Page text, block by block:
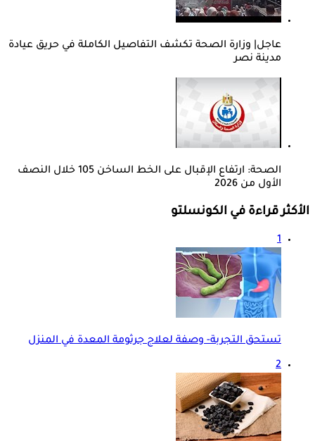
عاجل| وزارة الصحة تكشف التفاصيل الكاملة في حريق عيادة
مدينة نصر
الصحة: ارتفاع الإقبال على الخط الساخن 105 خلال النصف
الأول من 2026
الأكثر قراءة في الكونسلتو
1
تستحق التجربة- وصفة لعلاج جرثومة المعدة في المنزل
2